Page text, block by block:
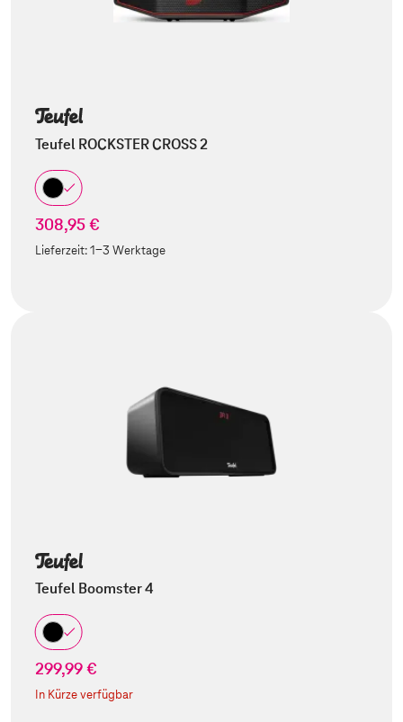
Teufel ROCKSTER CROSS 2
308,95 €
Lieferzeit:1-3 Werktage
Teufel Boomster 4
299,99 €
In Kürze verfügbar